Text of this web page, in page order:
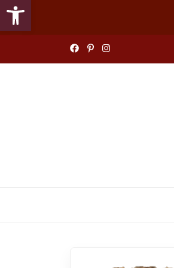
Abrir barra de herramientas